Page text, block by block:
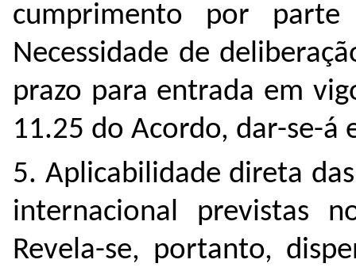
cumprimento por
Necessidade de
prazo para entrada em
11.25 do Acordo, dar-se-á
5. Aplicabilidade direta
internacional previstas
Revela-se, portanto,